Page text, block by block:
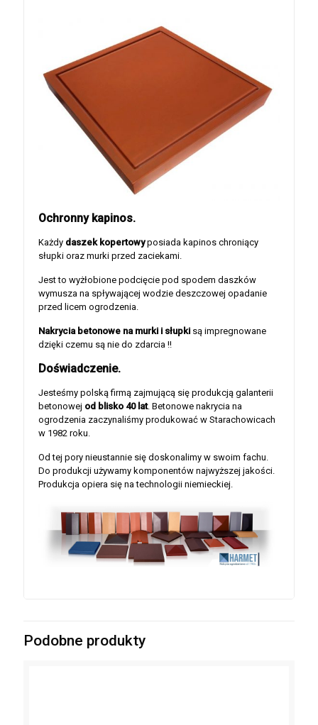
Ochronny kapinos.
Każdy daszek kopertowyposiada kapinos chroniący
słupki oraz murki przed zaciekami.
Jest to wyżłobione podcięcie pod spodem daszków
wymusza na spływającej wodzie deszczowej opadanie
przed licem ogrodzenia.
Nakrycia betonowe na murki i słupki są impregnowane
dzięki czemu są nie do zdarcia !!
Doświadczenie.
Jesteśmy polską firmą zajmującą się produkcją galanterii
betonowej od blisko 40 lat. Betonowe nakrycia na
ogrodzenia zaczynaliśmy produkować w Starachowicach
w 1982 roku.
Od tej pory nieustannie się doskonalimy w swoim fachu.
Do produkcji używamy komponentów najwyższej jakości.
Produkcja opiera się na technologii niemieckiej.
Podobne produkty